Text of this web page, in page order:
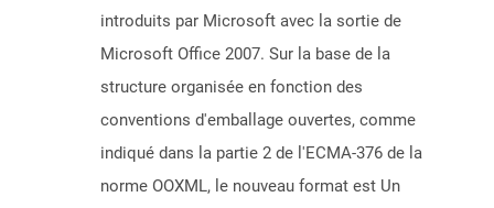
introduits par Microsoft avec la sortie de
Microsoft Office 2007. Sur la base de la
structure organisée en fonction des
conventions d'emballage ouvertes, comme
indiqué dans la partie 2 de l'ECMA-376 de la
norme OOXML, le nouveau format est Un